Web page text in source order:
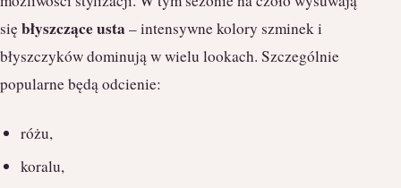
się błyszczące usta – intensywne kolory szminek i
błyszczyków dominują w wielu lookach. Szczególnie
popularne będą odcienie:
różu,
koralu,